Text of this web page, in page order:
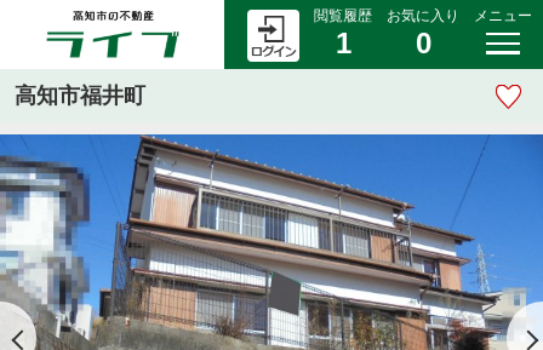
閲覧履歴
1
お気に入り
0
メニュー
高知市福井町